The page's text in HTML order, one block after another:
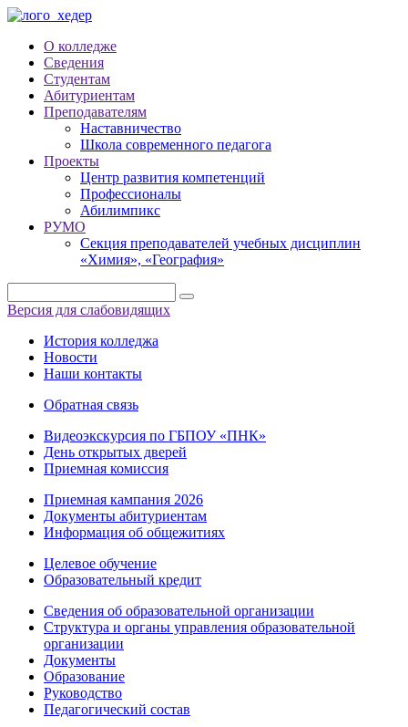
О колледже
Сведения
Студентам
Абитуриентам
Преподавателям
Наставничество
Школа современного педагога
Проекты
Центр развития компетенций
Профессионалы
Абилимпикс
РУМО
Секция преподавателей учебных дисциплин
«Химия», «География»
Версия для слабовидящих
История колледжа
Новости
Наши контакты
Обратная связь
Видеоэкскурсия по ГБПОУ «ПНК»
День открытых дверей
Приемная комиссия
Приемная кампания 2026
Дoкументы абитуриентам
Информация об общежитиях
Целевое обучение
Образовательный кредит
Сведения об образовательной организации
Структура и органы управления образовательной
организации
Документы
Образование
Руководство
Педагогический состав